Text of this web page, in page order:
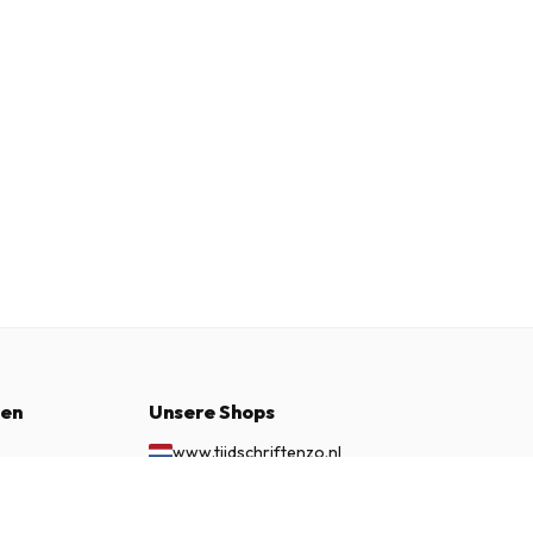
Unsere Shops
www.tijdschriftenzo.nl